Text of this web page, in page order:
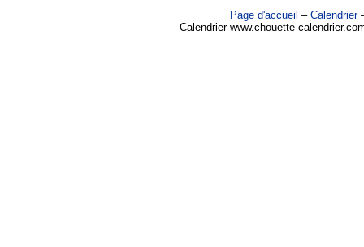
Page d'accueil – Calendrier
Calendrier www.chouette-